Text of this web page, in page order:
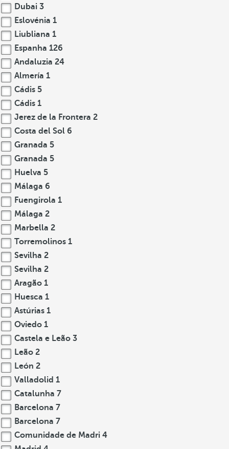
Dubai 3
Eslovénia 1
Liubliana 1
Espanha 126
Andaluzia 24
Almería 1
Cádis 5
Cádis 1
Jerez de la Frontera 2
Costa del Sol 6
Granada 5
Granada 5
Huelva 5
Málaga 6
Fuengirola 1
Málaga 2
Marbella 2
Torremolinos 1
Sevilha 2
Sevilha 2
Aragão 1
Huesca 1
Astúrias 1
Oviedo 1
Castela e Leão 3
Leão 2
León 2
Valladolid 1
Catalunha 7
Barcelona 7
Barcelona 7
Comunidade de Madri 4